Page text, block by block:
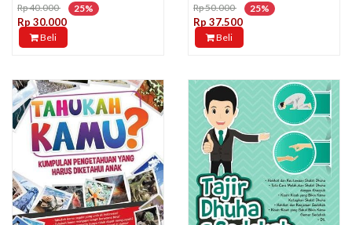
Rp 40.000 25%
Rp 30.000
Beli
Rp 50.000 25%
Rp 37.500
Beli